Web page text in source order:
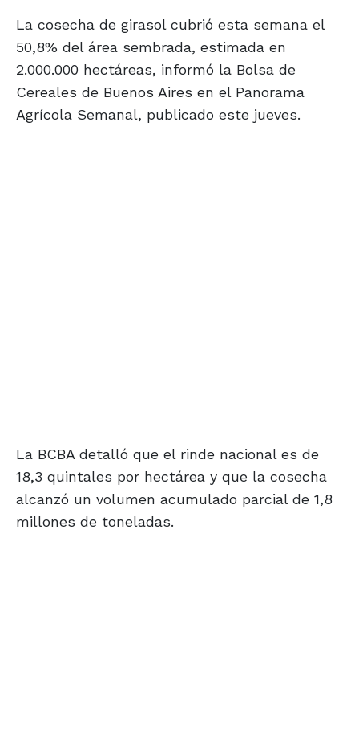
La cosecha de girasol cubrió esta semana el
50,8% del área sembrada, estimada en
2.000.000 hectáreas, informó la Bolsa de
Cereales de Buenos Aires en el Panorama
Agrícola Semanal, publicado este jueves.
La BCBA detalló que el rinde nacional es de
18,3 quintales por hectárea y que la cosecha
alcanzó un volumen acumulado parcial de 1,8
millones de toneladas.